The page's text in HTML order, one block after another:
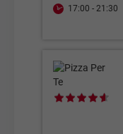
17:00 - 21:30